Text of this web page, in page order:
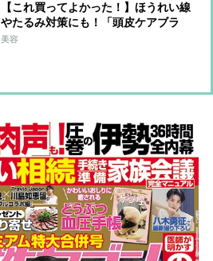
【これ買ってよかった！】ほうれい線
やたるみ対策にも！「頭皮ケアブラ
シ」でアラフィフの“たるみ顔”を改善
美容